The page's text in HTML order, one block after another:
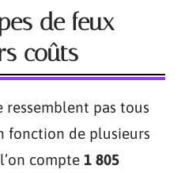
de feux
coûts
ressemblent pas tous
fonction de plusieurs
compte 1 805